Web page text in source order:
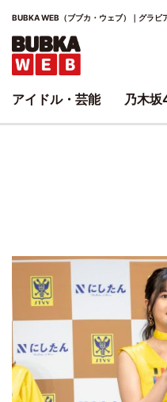
BUBKA WEB（ブブカ・ウェブ）｜グラビ
アイドル・芸能 乃木